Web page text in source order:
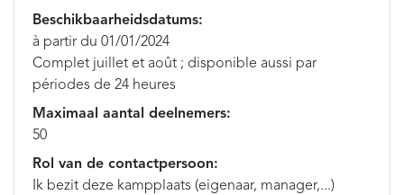
Beschikbaarheidsdatums:
à partir du 01/01/2024
Complet juillet et août ; disponible aussi par
périodes de 24 heures
Maximaal aantal deelnemers:
50
Rol van de contactpersoon:
Ik bezit deze kampplaats (eigenaar, manager,...)